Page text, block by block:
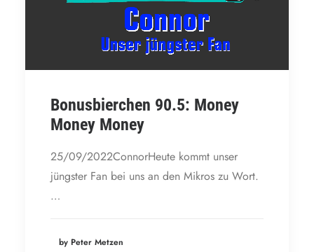
Bonusbierchen 90.5: Money
Money Money
25/09/2022ConnorHeute kommt unser
jüngster Fan bei uns an den Mikros zu Wort.
…
by Peter Metzen